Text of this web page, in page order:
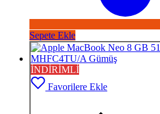
Sepete Ekle
İNDİRİMLİ
Favorilere Ekle